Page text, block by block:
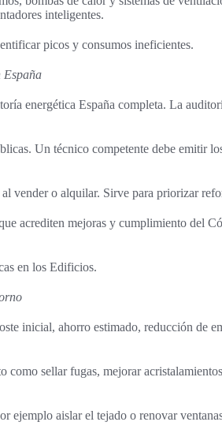
inteligentes.
picos y consumos ineficientes.
España
energética España completa. La
Un técnico competente debe emitir
vender o alquilar. Sirve para priorizar
acrediten mejoras y cumplimiento del
en los Edificios.
inicial, ahorro estimado, reducción de
como sellar fugas, mejorar
ejemplo aislar el tejado o renovar